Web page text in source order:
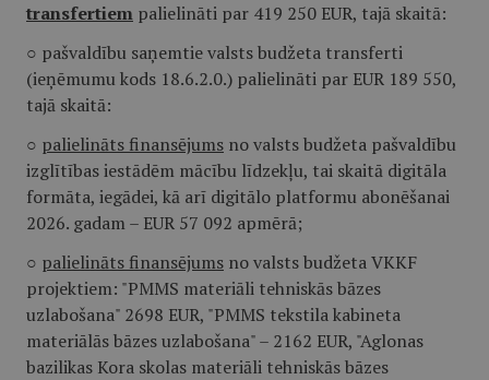
transfertiem palielināti par 419 250 EUR, tajā skaitā:
○ pašvaldību saņemtie valsts budžeta transferti
(ieņēmumu kods 18.6.2.0.) palielināti par EUR 189 550,
tajā skaitā:
○ palielināts finansējums no valsts budžeta pašvaldību
izglītības iestādēm mācību līdzekļu, tai skaitā digitāla
formāta, iegādei, kā arī digitālo platformu abonēšanai
2026. gadam – EUR 57 092 apmērā;
○ palielināts finansējums no valsts budžeta VKKF
projektiem: "PMMS materiāli tehniskās bāzes
uzlabošana" 2698 EUR, "PMMS tekstila kabineta
materiālās bāzes uzlabošana" – 2162 EUR, "Aglonas
bazilikas Kora skolas materiāli tehniskās bāzes